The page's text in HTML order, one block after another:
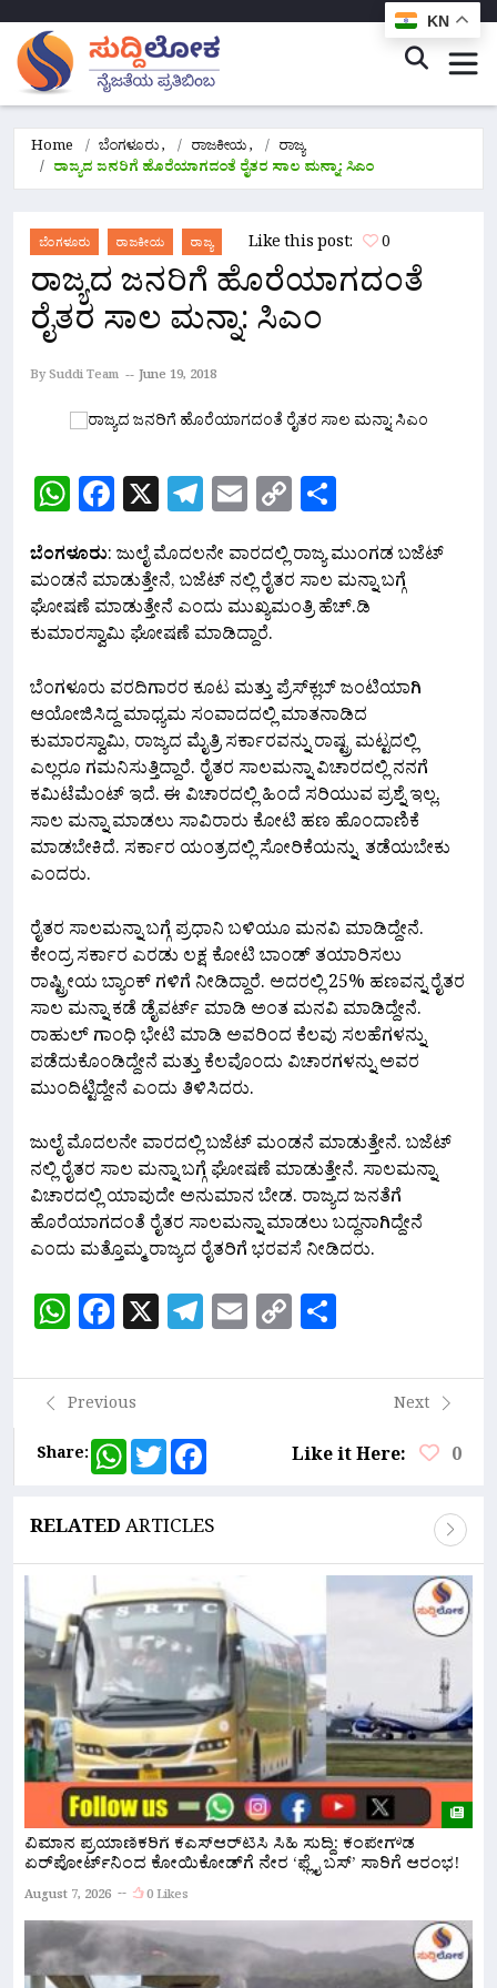
Home ಬೆಂಗಳೂರು, ರಾಜಕೀಯ,
ರಾಜ್ಯ
ರಾಜ್ಯದ ಜನರಿಗೆ ಹೊರೆಯಾಗದಂತೆ ರೈತರ ಸಾಲ ಮನ್ನಾ: ಸಿಎಂ
ಬೆಂಗಳೂರು ರಾಜಕೀಯ ರಾಜ್ಯ Like this post: 0
ರಾಜ್ಯದ ಜನರಿಗೆ ಹೊರೆಯಾಗದಂತೆ
ರೈತರ ಸಾಲ ಮನ್ನಾ: ಸಿಎಂ
By Suddi Team June 19, 2018
WhatsApp
Facebook
X Telegram
Email
Copy
Link
ಬೆಂಗಳೂರು: ಜುಲೈ ಮೊದಲನೇ ವಾರದಲ್ಲಿ ರಾಜ್ಯ ಮುಂಗಡ ಬಜೆಟ್
ಮಂಡನೆ ಮಾಡುತ್ತೇನೆ, ಬಜೆಟ್ ನಲ್ಲಿ ರೈತರ ಸಾಲ ಮನ್ನಾ ಬಗ್ಗೆ
ಘೋಷಣೆ ಮಾಡುತ್ತೇನೆ ಎಂದು ಮುಖ್ಯಮಂತ್ರಿ ಹೆಚ್.ಡಿ
ಕುಮಾರಸ್ವಾಮಿ ಘೋಷಣೆ ಮಾಡಿದ್ದಾರೆ.
ಬೆಂಗಳೂರು ವರದಿಗಾರರ ಕೂಟ ಮತ್ತು ಪ್ರೆಸ್‌ಕ್ಲಬ್ ಜಂಟಿಯಾಗಿ
ಆಯೋಜಿಸಿದ್ದ ಮಾಧ್ಯಮ ಸಂವಾದದಲ್ಲಿ ಮಾತನಾಡಿದ
ಕುಮಾರಸ್ವಾಮಿ, ರಾಜ್ಯದ ಮೈತ್ರಿ ಸರ್ಕಾರವನ್ನು ರಾಷ್ಟ್ರ ಮಟ್ಟದಲ್ಲಿ
ಎಲ್ಲರೂ ಗಮನಿಸುತ್ತಿದ್ದಾರೆ. ರೈತರ ಸಾಲಮನ್ನಾ ವಿಚಾರದಲ್ಲಿ ನನಗೆ
ಕಮಿಟೆಮೆಂಟ್ ಇದೆ. ಈ ವಿಚಾರದಲ್ಲಿ ಹಿಂದೆ ಸರಿಯುವ ಪ್ರಶ್ನೆ ಇಲ್ಲ.
ಸಾಲ ಮನ್ನಾ ಮಾಡಲು ಸಾವಿರಾರು ಕೋಟಿ ಹಣ ಹೊಂದಾಣಿಕೆ
ಮಾಡಬೇಕಿದೆ. ಸರ್ಕಾರ ಯಂತ್ರದಲ್ಲಿ ಸೋರಿಕೆಯನ್ನು ತಡೆಯಬೇಕು
ಎಂದರು.
ರೈತರ ಸಾಲಮನ್ನಾ ಬಗ್ಗೆ ಪ್ರಧಾನಿ ಬಳಿಯೂ ಮನವಿ ಮಾಡಿದ್ದೇನೆ.
ಕೇಂದ್ರ ಸರ್ಕಾರ ಎರಡು ಲಕ್ಷ ಕೋಟಿ ಬಾಂಡ್ ತಯಾರಿಸಲು
ರಾಷ್ಟ್ರೀಯ ಬ್ಯಾಂಕ್ ಗಳಿಗೆ ನೀಡಿದ್ದಾರೆ. ಅದರಲ್ಲಿ 25% ಹಣವನ್ನ ರೈತರ
ಸಾಲ ಮನ್ನಾ ಕಡೆ ಡೈವರ್ಟ್ ಮಾಡಿ ಅಂತ ಮನವಿ ಮಾಡಿದ್ದೇನೆ.
ರಾಹುಲ್ ಗಾಂಧಿ ಭೇಟಿ ಮಾಡಿ ಅವರಿಂದ ಕೆಲವು ಸಲಹೆಗಳನ್ನು
ಪಡೆದುಕೊಂಡಿದ್ದೇನೆ ಮತ್ತು ಕೆಲವೊಂದು ವಿಚಾರಗಳನ್ನು ಅವರ
ಮುಂದಿಟ್ಟಿದ್ದೇನೆ ಎಂದು ತಿಳಿಸಿದರು.
ಜುಲೈ ಮೊದಲನೇ ವಾರದಲ್ಲಿ ಬಜೆಟ್ ಮಂಡನೆ ಮಾಡುತ್ತೇನೆ. ಬಜೆಟ್
ನಲ್ಲಿ ರೈತರ ಸಾಲ ಮನ್ನಾ ಬಗ್ಗೆ ಘೋಷಣೆ ಮಾಡುತ್ತೇನೆ. ಸಾಲಮನ್ನಾ
ವಿಚಾರದಲ್ಲಿ ಯಾವುದೇ ಅನುಮಾನ ಬೇಡ. ರಾಜ್ಯದ ಜನತೆಗೆ
ಹೊರೆಯಾಗದಂತೆ ರೈತರ ಸಾಲಮನ್ನಾ ಮಾಡಲು ಬದ್ಧನಾಗಿದ್ದೇನೆ
ಎಂದು ಮತ್ತೊಮ್ಮ ರಾಜ್ಯದ ರೈತರಿಗೆ ಭರವಸೆ ನೀಡಿದರು.
WhatsApp
Facebook
X Telegram
Email
Copy
Link
Previous
Next
Share:
WhatsApp
Twitter Like it Here: 0
RELATEDARTICLES
ವಿಮಾನ ಪ್ರಯಾಣಿಕರಿಗೆ ಕೆಎಸ್‌ಆರ್‌ಟಿಸಿ ಸಿಹಿ ಸುದ್ದಿ: ಕೆಂಪೇಗೌಡ
ಏರ್‌ಪೋರ್ಟ್‌ನಿಂದ ಕೋಯಿಕೋಡ್‌ಗೆ ನೇರ ‘ಫ್ಲೈ ಬಸ್’ ಸಾರಿಗೆ ಆರಂಭ!
August 7, 2026 0 Likes
KN